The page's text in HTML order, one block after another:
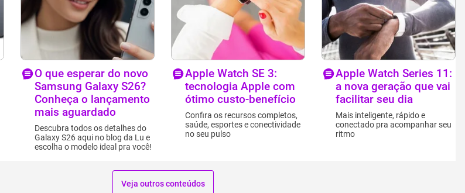
O que esperar do novo
Samsung Galaxy S26?
Conheça o lançamento
mais aguardado
Descubra todos os detalhes do
Galaxy S26 aqui no blog da Lu e
escolha o modelo ideal pra você!
Apple Watch SE 3:
tecnologia Apple com
ótimo custo-benefício
Confira os recursos completos,
saúde, esportes e conectividade
no seu pulso
Apple Watch Series 11:
a nova geração que vai
facilitar seu dia
Mais inteligente, rápido e
conectado pra acompanhar seu
ritmo
Veja outros conteúdos